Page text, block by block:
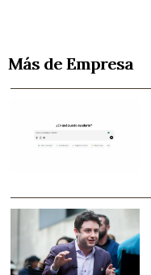
Más de Empresa